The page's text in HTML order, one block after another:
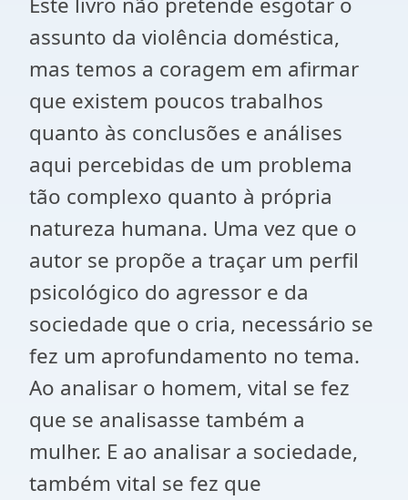
assunto da violência doméstica,
mas temos a coragem em afirmar
que existem poucos trabalhos
quanto às conclusões e análises
aqui percebidas de um problema
tão complexo quanto à própria
natureza humana. Uma vez que o
autor se propõe a traçar um perfil
psicológico do agressor e da
sociedade que o cria, necessário se
fez um aprofundamento no tema.
Ao analisar o homem, vital se fez
que se analisasse também a
mulher. E ao analisar a sociedade,
também vital se fez que